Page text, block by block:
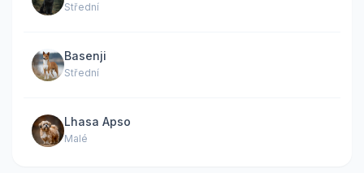
Střední
Basenji
Střední
Lhasa Apso
Malé